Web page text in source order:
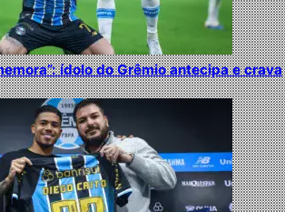
ídolo do Grêmio antecipa e crava